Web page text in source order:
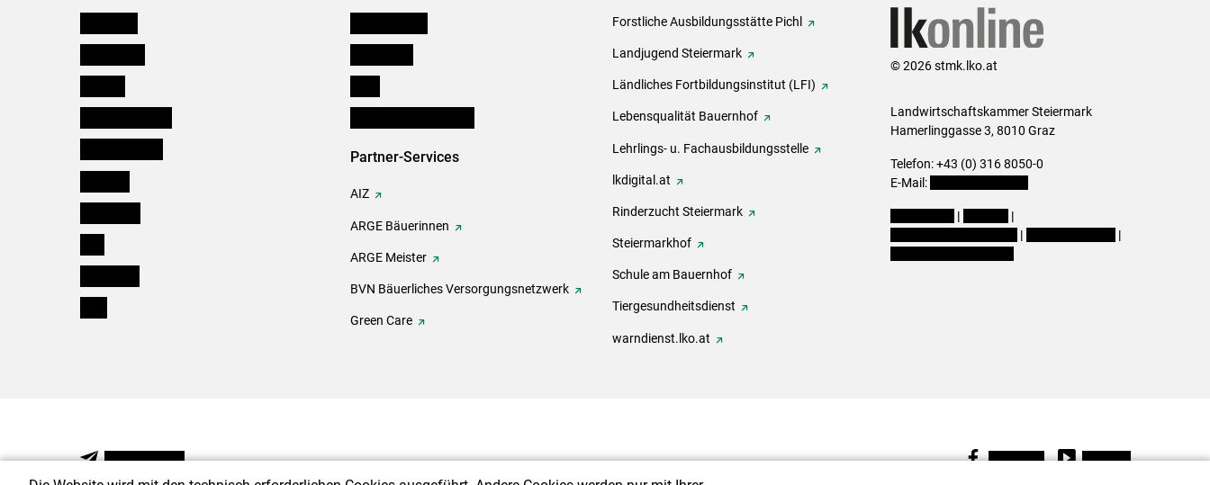
Partner-Services
AIZ
ARGE Bäuerinnen
ARGE Meister
BVN Bäuerliches Versorgungsnetzwerk
Green Care
Forstliche Ausbildungsstätte Pichl
Landjugend Steiermark
Ländliches Fortbildungsinstitut (LFI)
Lebensqualität Bauernhof
Lehrlings- u. Fachausbildungsstelle
lkdigital.at
Rinderzucht Steiermark
Steiermarkhof
Schule am Bauernhof
Tiergesundheitsdienst
warndienst.lko.at
© 2026 stmk.lko.at
Landwirtschaftskammer Steiermark
Hamerlinggasse 3, 8010 Graz
Telefon: +43 (0) 316 8050-0
E-Mail:
|
|
|
|
NEWSLETTER Facebook Youtube